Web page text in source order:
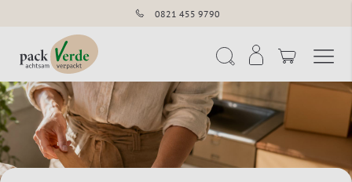
0821 455 9790